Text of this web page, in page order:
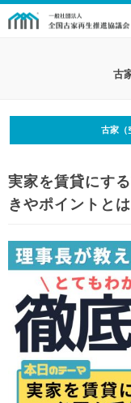
古
古家（
実家を賃貸にす
きやポイントとは